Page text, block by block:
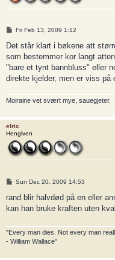
P
s
Fri Feb 13, 2009 1:12
Det står klart i bøkene att
som bestemmer kor langt
"bare et tynt bannbluss" eller
direkte kjelder, men er viss på
Moiraine vet svært mye, sauegjeter.
elric
Hengiven
P
s
Sun Dec 20, 2009 14:53
rand blir halvdød på en eller
kan han bruke kraften uten
"Every man dies. Not every man
- William Wallace"